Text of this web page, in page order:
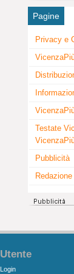
Pagine
Privacy e
Testate
Pubblicità
Utente
Login